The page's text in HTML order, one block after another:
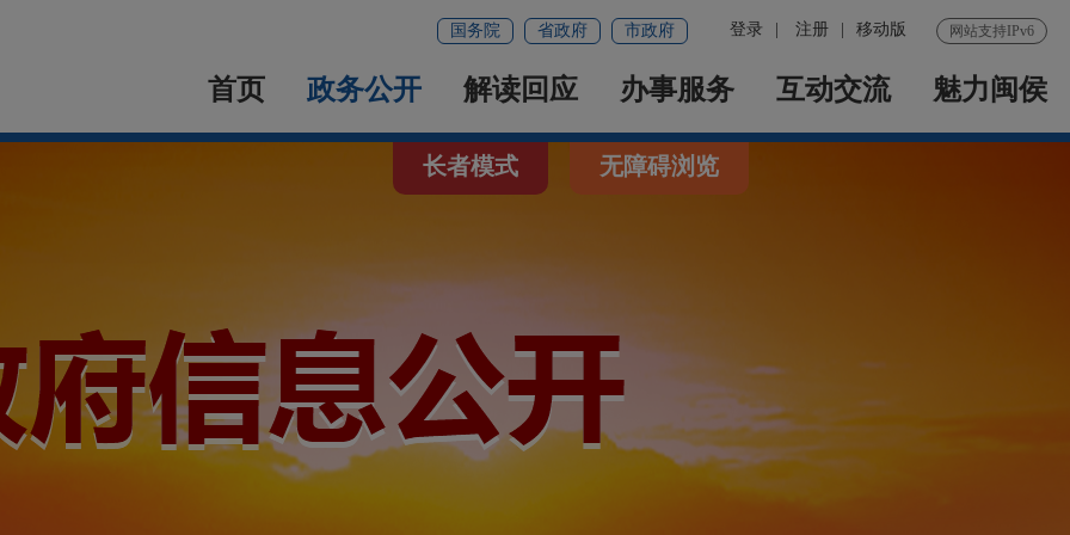
网站支持IPv6
登录 注册 移动版
国务院 省政府 市政府
首页 政务公开 解读回应 办事服务 互动交流 魅力闽侯
长者模式 无障碍浏览